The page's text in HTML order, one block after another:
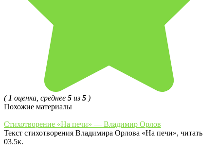
( 1 оценка, среднее 5 из 5 )
Похожие материалы
Стихотворение «На печи» — Владимир Орлов
Текст стихотворения Владимира Орлова «На печи», читать
03.5к.